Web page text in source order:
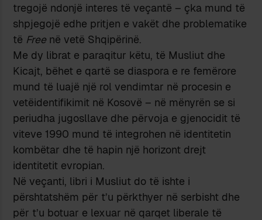
tregojë ndonjë interes të veçantë – çka mund të
shpjegojë edhe pritjen e vakët dhe problematike
të Free në vetë Shqipërinë.
Me dy librat e paraqitur këtu, të Musliut dhe
Kicajt, bëhet e qartë se diaspora e re femërore
mund të luajë një rol vendimtar në procesin e
vetëidentifikimit në Kosovë – në mënyrën se si
periudha jugosllave dhe përvoja e gjenocidit të
viteve 1990 mund të integrohen në identitetin
kombëtar dhe të hapin një horizont drejt
identitetit evropian.
Në veçanti, libri i Musliut do të ishte i
përshtatshëm për t’u përkthyer në serbisht dhe
për t’u botuar e lexuar në qarqet liberale të